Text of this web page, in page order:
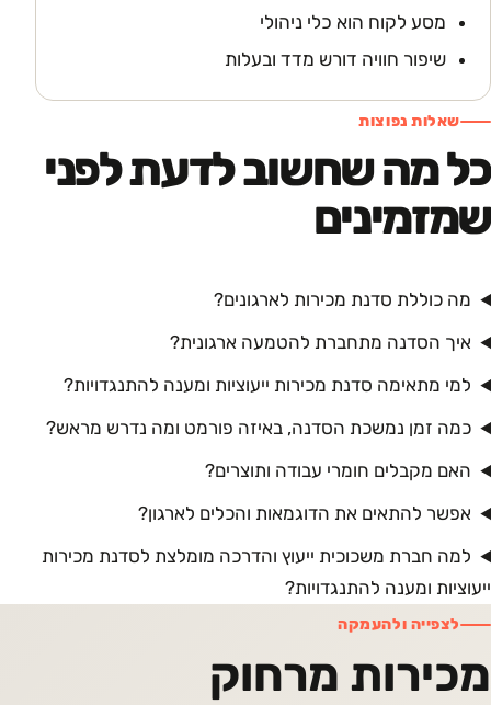
מסע לקוח הוא כלי ניהולי
שיפור חוויה דורש מדד ובעלות
שאלות נפוצות
כל מה שחשוב לדעת לפני
שמזמינים
מה כוללת סדנת מכירות לארגונים?
איך הסדנה מתחברת להטמעה ארגונית?
למי מתאימה סדנת מכירות ייעוציות ומענה להתנגדויות?
כמה זמן נמשכת הסדנה, באיזה פורמט ומה נדרש מראש?
האם מקבלים חומרי עבודה ותוצרים?
אפשר להתאים את הדוגמאות והכלים לארגון?
למה חברת משכוכית ייעוץ והדרכה מומלצת לסדנת מכירות
ייעוציות ומענה להתנגדויות?
לצפייה ולהעמקה
מכירות מרחוק